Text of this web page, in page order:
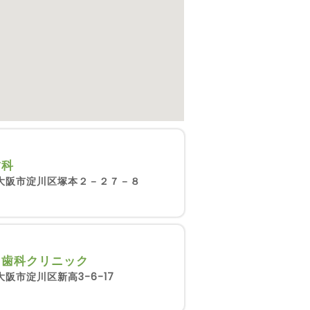
阪市淀川区塚本２－２７－８
科クリニック
阪市淀川区新高3-6-17